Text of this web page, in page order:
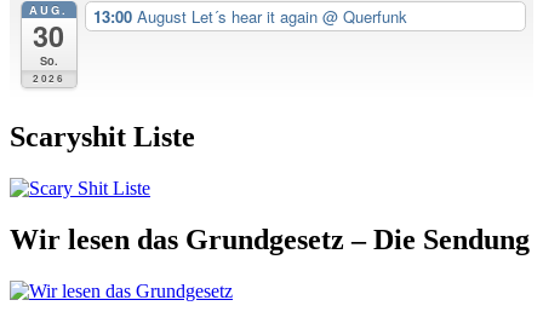
AUG.
30
So.
2026
13:00 August Let´s hear it again @ Querfunk
Scaryshit Liste
Wir lesen das Grundgesetz – Die Sendung